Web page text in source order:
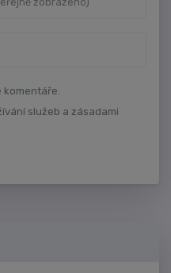
komentáře.
služeb a zásadami